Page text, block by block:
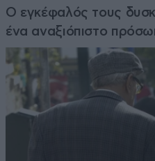
Ο εγκέφαλός τους
ένα αναξιόπιστο